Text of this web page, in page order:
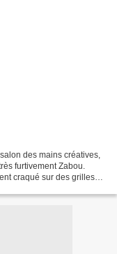
des mains créatives,
furtivement Zabou.
craqué sur des grilles